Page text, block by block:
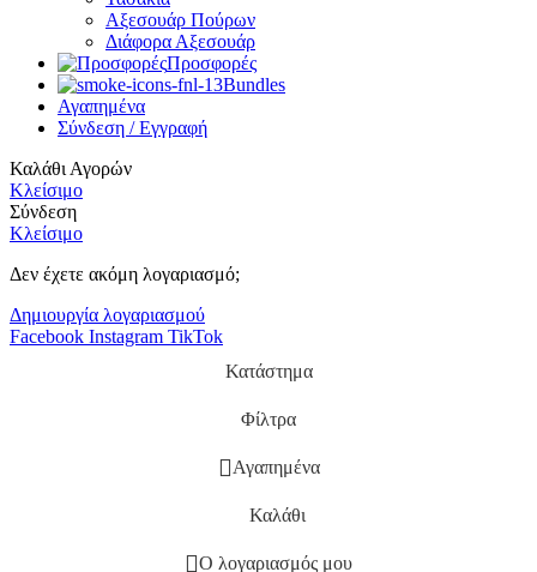
Αξεσουάρ Πούρων
Διάφορα Αξεσουάρ
Προσφορές
Bundles
Αγαπημένα
Σύνδεση / Εγγραφή
Καλάθι Αγορών
Κλείσιμο
Σύνδεση
Κλείσιμο
Δεν έχετε ακόμη λογαριασμό;
Δημιουργία λογαριασμού
Facebook Instagram TikTok
Κατάστημα
Φίλτρα
Αγαπημένα
Καλάθι
Ο λογαριασμός μου